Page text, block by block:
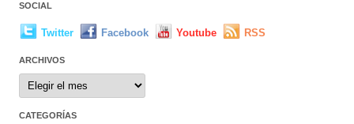
SOCIAL
Twitter Facebook Youtube RSS
ARCHIVOS
Archivos
CATEGORÍAS